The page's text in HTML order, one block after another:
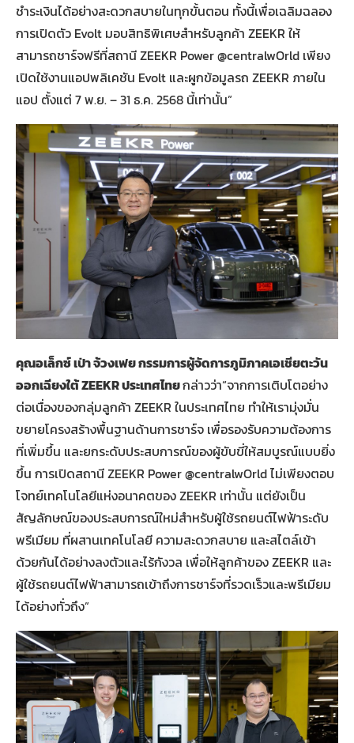
ชำระเงินได้อย่างสะดวกสบายในทุกขั้นตอน ทั้งนี้เพื่อเฉลิมฉลอง
การเปิดตัว Evolt มอบสิทธิพิเศษสำหรับลูกค้า ZEEKR ให้
สามารถชาร์จฟรีที่สถานี ZEEKR Power @centralwOrld เพียง
เปิดใช้งานแอปพลิเคชัน Evolt และผูกข้อมูลรถ ZEEKR ภายใน
แอป ตั้งแต่ 7 พ.ย. – 31 ธ.ค. 2568 นี้เท่านั้น”
คุณอเล็กซ์ เป่า จ้วงเฟยกรรมการผู้จัดการภูมิภาคเอเชียตะวัน
ออกเฉียงใต้ ZEEKR ประเทศไทยกล่าวว่า“จากการเติบโตอย่าง
ต่อเนื่องของกลุ่มลูกค้า ZEEKR ในประเทศไทย ทำให้เรามุ่งมั่น
ขยายโครงสร้างพื้นฐานด้านการชาร์จ เพื่อรองรับความต้องการ
ที่เพิ่มขึ้น และยกระดับประสบการณ์ของผู้ขับขี่ให้สมบูรณ์แบบยิ่ง
ขึ้น การเปิดสถานี ZEEKR Power @centralwOrld ไม่เพียงตอบ
โจทย์เทคโนโลยีแห่งอนาคตของ ZEEKR เท่านั้น แต่ยังเป็น
สัญลักษณ์ของประสบการณ์ใหม่สำหรับผู้ใช้รถยนต์ไฟฟ้าระดับ
พรีเมียม ที่ผสานเทคโนโลยี ความสะดวกสบาย และสไตล์เข้า
ด้วยกันได้อย่างลงตัวและไร้กังวล เพื่อให้ลูกค้าของ ZEEKR และ
ผู้ใช้รถยนต์ไฟฟ้าสามารถเข้าถึงการชาร์จที่รวดเร็วและพรีเมียม
ได้อย่างทั่วถึง”